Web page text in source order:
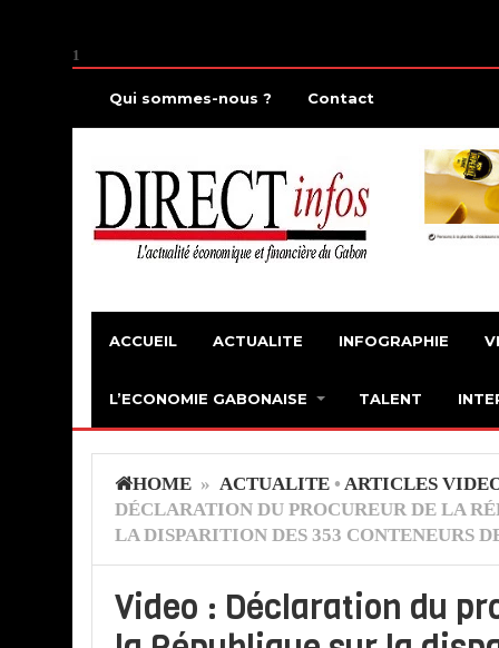
1
Qui sommes-nous ? Contact
ACCUEIL ACTUALITE INFOGRAPHIE
L’ECONOMIE GABONAISE TALENT
HOME » ACTUALITE • ARTICLES
DÉCLARATION DU PROCUREUR DE LA
LA DISPARITION DES 353 CONTENEURS
Video : Déclaration du